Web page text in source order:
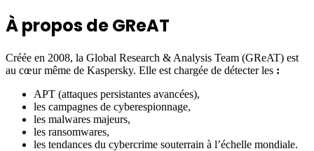
À propos de GReAT
Créée en 2008, la Global Research & Analysis Team (GReAT) est
au cœur même de Kaspersky. Elle est chargée de détecter les :
APT (attaques persistantes avancées),
les campagnes de cyberespionnage,
les malwares majeurs,
les ransomwares,
les tendances du cybercrime souterrain à l’échelle mondiale.